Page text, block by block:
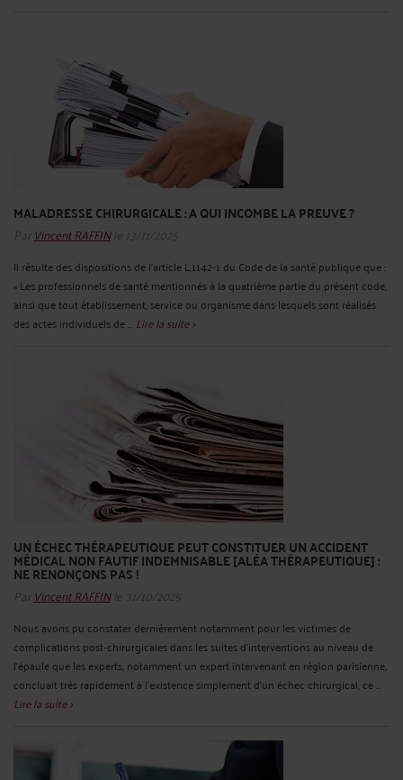
MALADRESSE CHIRURGICALE : A QUI INCOMBE LA PREUVE ?
Par Vincent RAFFINle 13/11/2025
Il résulte des dispositions de l’article L.1142-1 du Code de la santé publique que :
« Les professionnels de santé mentionnés à la quatrième partie du présent code,
ainsi que tout établissement, service ou organisme dans lesquels sont réalisés
des actes individuels de ... Lire la suite >
UN ÉCHEC THÉRAPEUTIQUE PEUT CONSTITUER UN ACCIDENT
MÉDICAL NON FAUTIF INDEMNISABLE [ALÉA THÉRAPEUTIQUE] :
NE RENONÇONS PAS !
Par Vincent RAFFINle 31/10/2025
Nous avons pu constater dernièrement notamment pour les victimes de
complications post-chirurgicales dans les suites d'interventions au niveau de
l'épaule que les experts, notamment un expert intervenant en région parisienne,
concluait très rapidement à l'existence simplement d'un échec chirurgical, ce ...
Lire la suite >